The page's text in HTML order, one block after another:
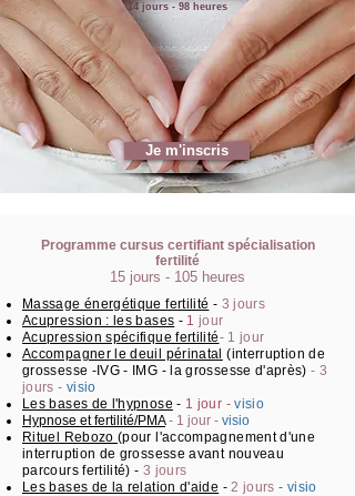
14 jours - 98 heures
Je m'inscris
Programme cursus certifiant spécialisation
fertilité
15 jours - 105 heures
Massage énergétique fertilité - 3 jours
Acupression : les bases - 1 jour
Acupression spécifique fertilité- 1 jour
Accompagner le deuil périnatal (interruption de
grossesse -IVG - IMG - la grossesse d'après) - 3
jours - visio
Les bases de l'hypnose - 1 jour -visio
Hypnose et fertilité/PMA - 1 jour - visio
Rituel Rebozo(pour l'accompagnement d'une
interruption de grossesse avant nouveau
parcours fertilité) - 3 jours
Les bases de la relation d'aide -2 jours - visio